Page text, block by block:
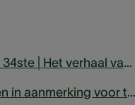
Leven met tinnitus op je 34ste | Het verhaal van Joris
Meer 65-plussers komen in aanmerking voor terugbetaling van hoortoestellen